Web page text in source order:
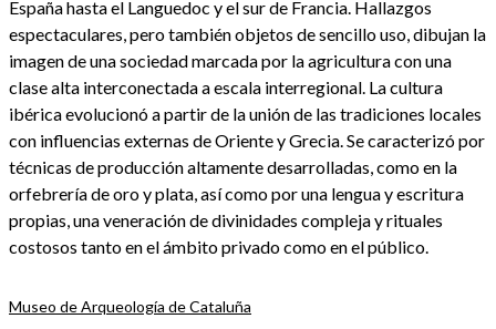
España hasta el Languedoc y el sur de Francia. Hallazgos
espectaculares, pero también objetos de sencillo uso, dibujan la
imagen de una sociedad marcada por la agricultura con una
clase alta interconectada a escala interregional. La cultura
ibérica evolucionó a partir de la unión de las tradiciones locales
con influencias externas de Oriente y Grecia. Se caracterizó por
técnicas de producción altamente desarrolladas, como en la
orfebrería de oro y plata, así como por una lengua y escritura
propias, una veneración de divinidades compleja y rituales
costosos tanto en el ámbito privado como en el público.
Museo de Arqueología de Cataluña